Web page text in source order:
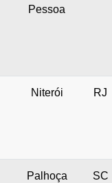
Pessoa
Niterói RJ
Palhoça SC